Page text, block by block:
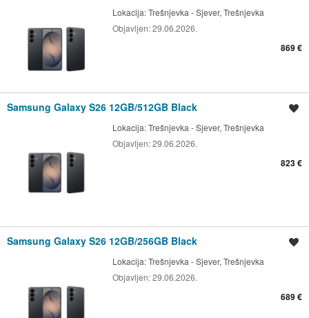
Lokacija:Trešnjevka - Sjever, Trešnjevka
Objavljen:29.06.2026.
869 €
Samsung Galaxy S26 12GB/512GB Black
Lokacija:Trešnjevka - Sjever, Trešnjevka
Objavljen:29.06.2026.
823 €
Samsung Galaxy S26 12GB/256GB Black
Lokacija:Trešnjevka - Sjever, Trešnjevka
Objavljen:29.06.2026.
689 €